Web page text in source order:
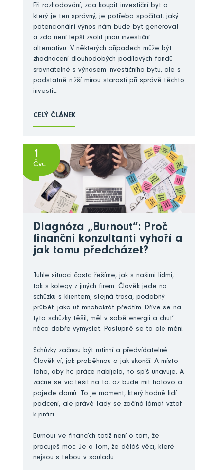
Při rozhodování, zda koupit investiční byt a
který je ten správný, je potřeba spočítat, jaký
potencionální výnos nám bude byt generovat
a zda není lepší zvolit jinou investiční
alternativu. V některých případech může být
zhodnocení dlouhodobých podílových fondů
srovnatelné s výnosem investičního bytu, ale s
podstatně nižší mírou starostí při správě těchto
investic.
CELÝ ČLÁNEK
1
Čvc
Diagnóza „Burnout“: Proč
finanční konzultanti vyhoří a
jak tomu předcházet?
Tuhle situaci často řešíme, jak s našimi lidmi,
tak s kolegy z jiných firem. Člověk jede na
schůzku s klientem, stejná trasa, podobný
průběh jako už mnohokrát předtím. Dříve se na
tyto schůzky těšil, měl v sobě energii a chuť
něco dobře vymyslet. Postupně se to ale mění.
Schůzky začnou být rutinní a předvídatelné.
Člověk ví, jak proběhnou a jak skončí. A místo
toho, aby ho práce nabíjela, ho spíš unavuje. A
začne se víc těšit na to, až bude mít hotovo a
pojede domů. To je moment, který hodně lidí
podcení, ale právě tady se začíná lámat vztah
k práci.
Burnout ve financích totiž není o tom, že
pracuješ moc. Je o tom, že děláš věci, které
nejsou s tebou v souladu.